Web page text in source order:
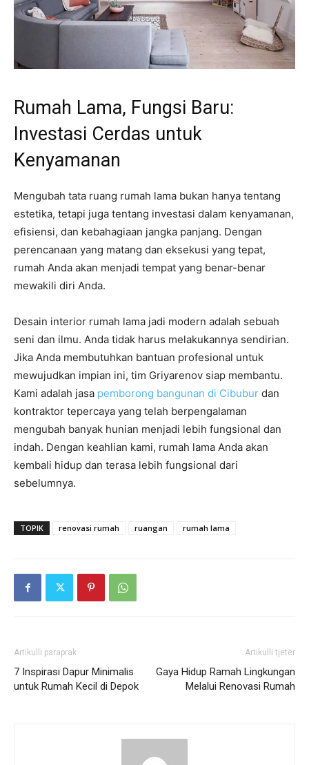
Rumah Lama, Fungsi Baru:
Investasi Cerdas untuk
Kenyamanan
Mengubah tata ruang rumah lama bukan hanya tentang
estetika, tetapi juga tentang investasi dalam kenyamanan,
efisiensi, dan kebahagiaan jangka panjang. Dengan
perencanaan yang matang dan eksekusi yang tepat,
rumah Anda akan menjadi tempat yang benar-benar
mewakili diri Anda.
Desain interior rumah lama jadi modern adalah sebuah
seni dan ilmu. Anda tidak harus melakukannya sendirian.
Jika Anda membutuhkan bantuan profesional untuk
mewujudkan impian ini, tim Griyarenov siap membantu.
Kami adalah jasa pemborong bangunan di Cibubur dan
kontraktor tepercaya yang telah berpengalaman
mengubah banyak hunian menjadi lebih fungsional dan
indah. Dengan keahlian kami, rumah lama Anda akan
kembali hidup dan terasa lebih fungsional dari
sebelumnya.
TOPIK renovasi rumah ruangan rumah lama
Artikulli paraprak
7 Inspirasi Dapur Minimalis
untuk Rumah Kecil di Depok
Artikulli tjetër
Gaya Hidup Ramah Lingkungan
Melalui Renovasi Rumah